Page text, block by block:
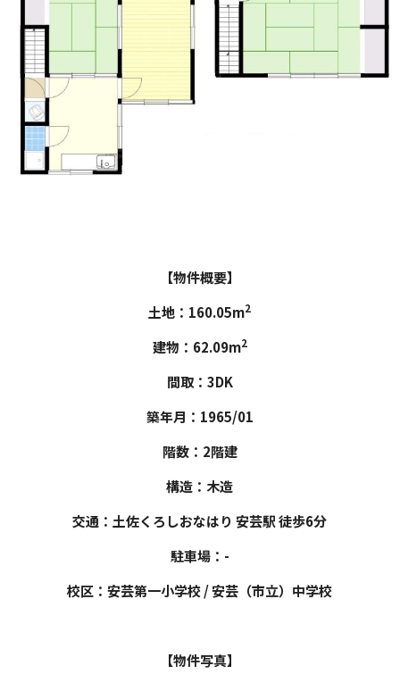
【物件概要】
土地：160.05m2
建物：62.09m2
間取：3DK
築年月：1965/01
階数：2階建
構造：木造
交通：土佐くろしおなはり 安芸駅 徒歩6分
駐車場：-
校区：安芸第一小学校 / 安芸（市立）中学校
【物件写真】